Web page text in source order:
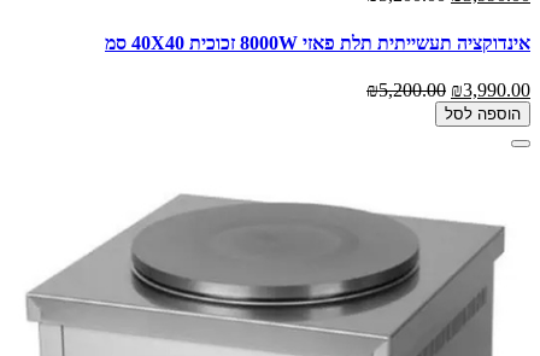
אינדוקציה תעשייתית תלת פאזי 8000W זכוכית 40X40 סמ
₪3,990.00
₪5,200.00
הוספה לסל